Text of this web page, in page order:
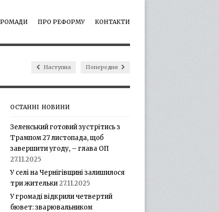
ПРО РЕФОРМУ КОНТАКТИ
Наступна Попередня
ОСТАННІ НОВИНИ
Зеленський готовий зустрітись з
Трампом 27 листопада, щоб
завершити угоду, – глава ОП
27.11.2025
У селі на Чернігівщині залишилося
три жительки27.11.2025
У громаді відкрили четвертий
бювет: зварювальником